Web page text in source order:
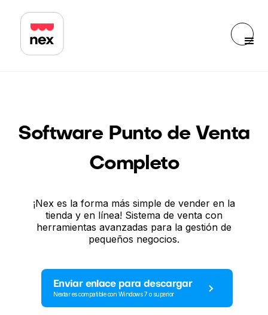
Software Punto de Venta
Completo
¡Nex es la forma más simple de vender en la
tienda y en línea! Sistema de venta con
herramientas avanzadas para la gestión de
pequeños negocios.
Enviar enlace para descargar
Nextar es compatible con Windows 7 o superior